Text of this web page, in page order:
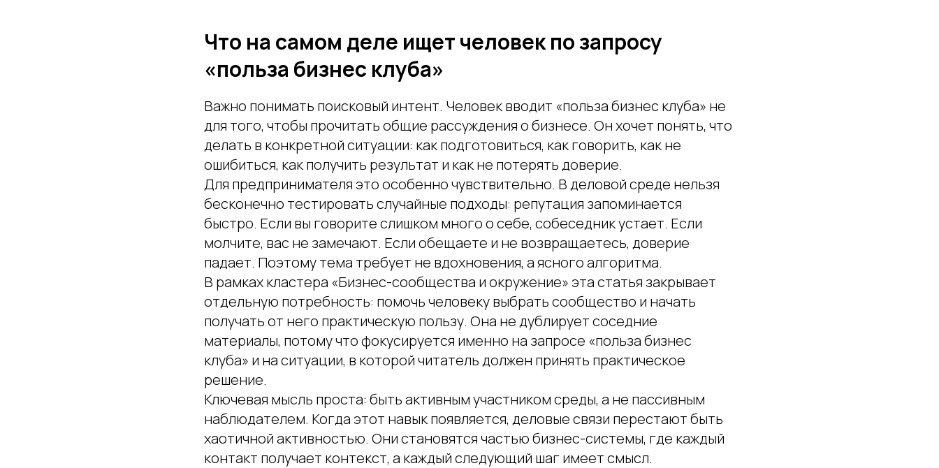
Что на самом деле ищет человек по запросу
«польза бизнес клуба»
Важно понимать поисковый интент. Человек вводит «польза бизнес клуба» не
для того, чтобы прочитать общие рассуждения о бизнесе. Он хочет понять, что
делать в конкретной ситуации: как подготовиться, как говорить, как не
ошибиться, как получить результат и как не потерять доверие.
Для предпринимателя это особенно чувствительно. В деловой среде нельзя
бесконечно тестировать случайные подходы: репутация запоминается
быстро. Если вы говорите слишком много о себе, собеседник устает. Если
молчите, вас не замечают. Если обещаете и не возвращаетесь, доверие
падает. Поэтому тема требует не вдохновения, а ясного алгоритма.
В рамках кластера «Бизнес-сообщества и окружение» эта статья закрывает
отдельную потребность: помочь человеку выбрать сообщество и начать
получать от него практическую пользу. Она не дублирует соседние
материалы, потому что фокусируется именно на запросе «польза бизнес
клуба» и на ситуации, в которой читатель должен принять практическое
решение.
Ключевая мысль проста: быть активным участником среды, а не пассивным
наблюдателем. Когда этот навык появляется, деловые связи перестают быть
хаотичной активностью. Они становятся частью бизнес-системы, где каждый
контакт получает контекст, а каждый следующий шаг имеет смысл.